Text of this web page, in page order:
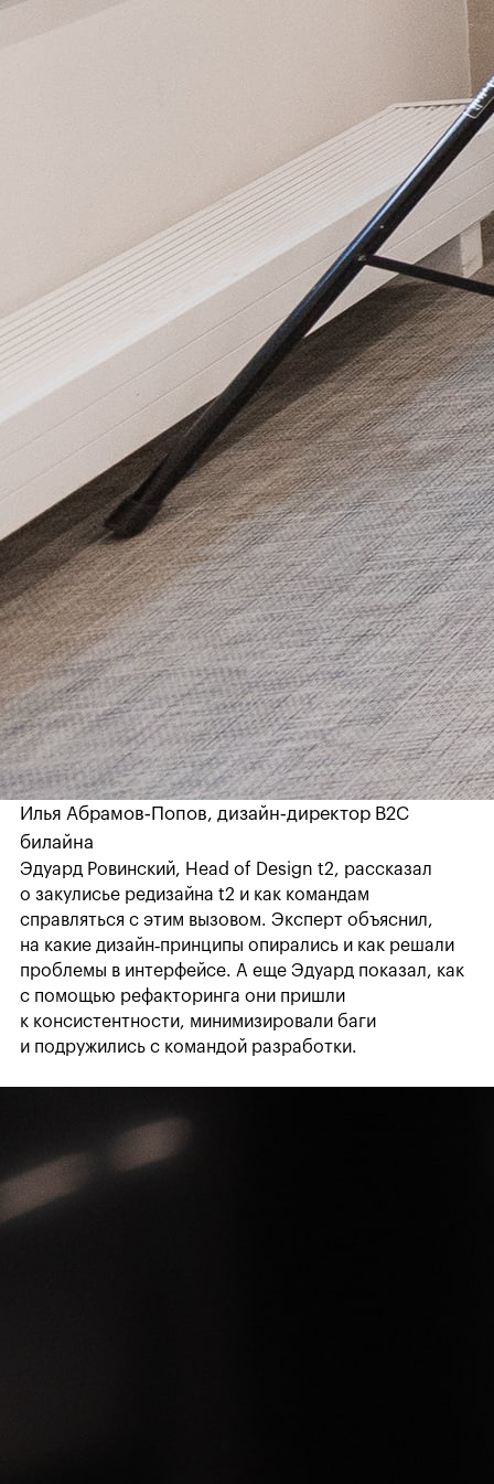
Илья Абрамов‑Попов, дизайн‑директор B2C
билайна
Эдуард Ровинский, Head of Design t2, рассказал
о закулисье редизайна t2 и как командам
справляться с этим вызовом. Эксперт объяснил,
на какие дизайн‑принципы опирались и как решали
проблемы в интерфейсе. А еще Эдуард показал, как
с помощью рефакторинга они пришли
к консистентности, минимизировали баги
и подружились с командой разработки.